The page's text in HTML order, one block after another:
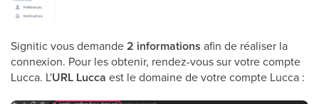
Signitic vous demande2 informations afin de réaliser la
connexion. Pour les obtenir, rendez-vous sur votre compte
Lucca. L'URL Lucca est le domaine de votre compte Lucca :